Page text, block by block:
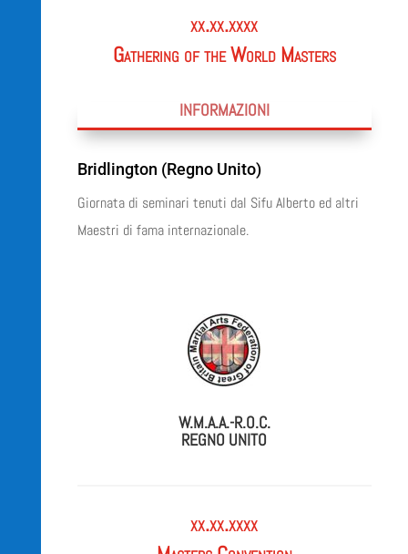
xx.xx.xxxx
Gathering of the World Masters
INFORMAZIONI
Bridlington (Regno Unito)
Giornata di seminari tenuti dal Sifu Alberto ed altri
Maestri di fama internazionale.
W.M.A.A.-R.O.C.
REGNO UNITO
xx.xx.xxxx